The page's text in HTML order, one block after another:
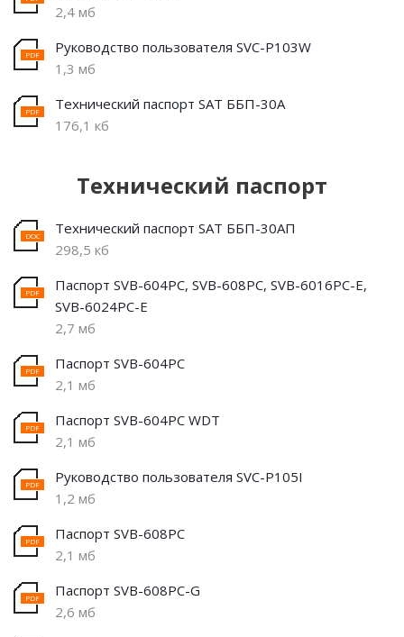
2,4 мб
Руководство пользователя SVC-P103W
1,3 мб
Технический паспорт SAT ББП-30А
176,1 кб
Технический паспорт
Технический паспорт SAT ББП-30АП
298,5 кб
Паспорт SVB-604PC, SVB-608PC, SVB-6016PC-E,
SVB-6024PC-E
2,7 мб
Паспорт SVB-604PC
2,1 мб
Паспорт SVB-604PC WDT
2,1 мб
Руководство пользователя SVC-P105I
1,2 мб
Паспорт SVB-608PC
2,1 мб
Паспорт SVB-608PC-G
2,6 мб